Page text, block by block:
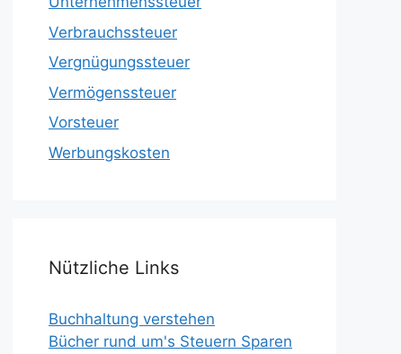
Verbrauchssteuer
Vergnügungssteuer
Vermögenssteuer
Vorsteuer
Werbungskosten
Nützliche Links
Buchhaltung verstehen
Bücher rund um's Steuern Sparen